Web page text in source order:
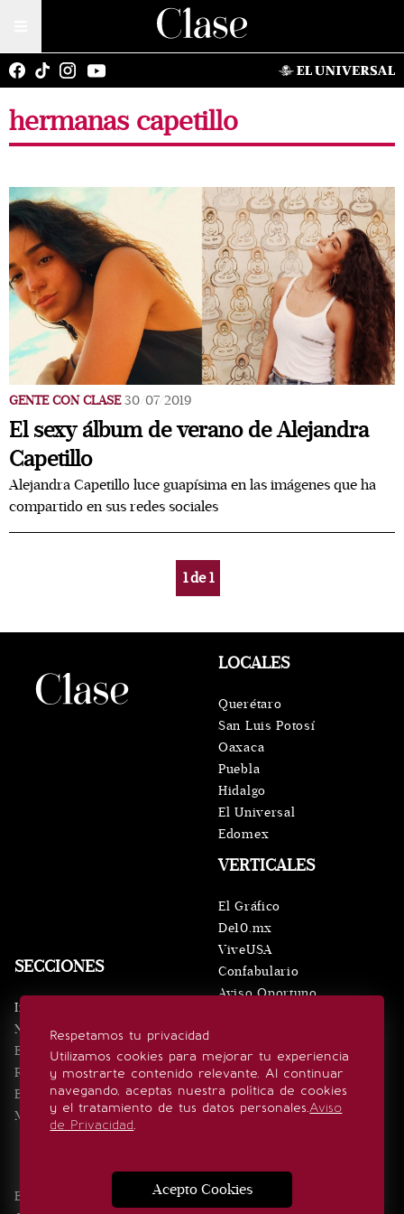
hermanas capetillo
GENTE CON CLASE 30/07/2019
El sexy álbum de verano de Alejandra
Capetillo
Alejandra Capetillo luce guapísima en las imágenes que ha
compartido en sus redes sociales
1de1
Respetamos tu privacidad
Utilizamos cookies para mejorar tu experiencia
y mostrarte contenido relevante. Al continuar
navegando, aceptas nuestra política de cookies
y el tratamiento de tus datos personales.Aviso
de Privacidad.
Acepto Cookies
SECCIONES
Inicio
Noticias
Eventos
Realeza
Estilo de vida
Minuto x Minuto
VERTICALES
El Gráfico
De10.mx
ViveUSA
Confabulario
Aviso Oportuno
LOCALES
Querétaro
San Luis Potosí
Oaxaca
Puebla
Hidalgo
El Universal
Edomex
SÍGUENOS
Edición Impresa Noticias Quiénes somos